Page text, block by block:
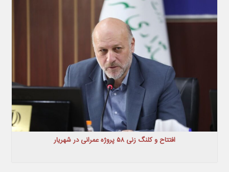
افتتاح و کلنگ زنی ۵۸ پروژه عمرانی در شهریار